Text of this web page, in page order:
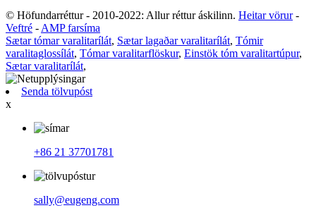
© Höfundarréttur - 2010-2022: Allur réttur áskilinn. Heitar vörur-
Veftré - AMP farsíma
Sætar tómar varalitarílát, Sætar lagaðar varalitarílát, Tómir
varalitaglossílát, Tómar varalitarflöskur, Einstök tóm varalitartúpur,
Sætar varalitarílát,
Senda tölvupóst
x
+86 21 37701781
sally@eugeng.com